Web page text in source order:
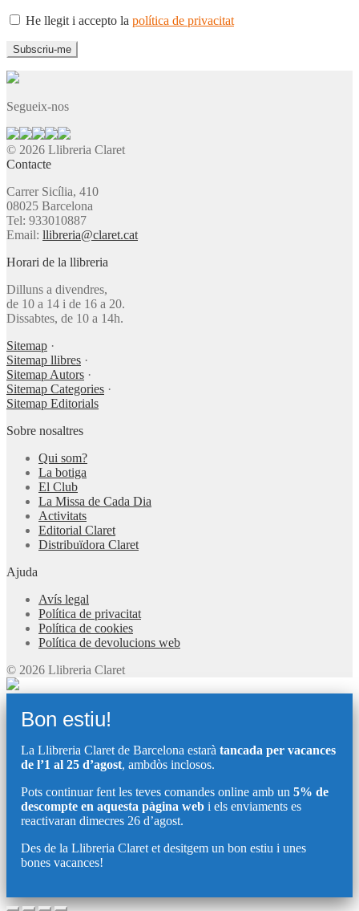
He llegit i accepto la política de privacitat
Segueix-nos
© 2026 Llibreria Claret
Contacte
Carrer Sicília, 410
08025 Barcelona
Tel: 933010887
Email: llibreria@claret.cat
Horari de la llibreria
Dilluns a divendres,
de 10 a 14 i de 16 a 20.
Dissabtes, de 10 a 14h.
Sitemap ·
Sitemap llibres ·
Sitemap Autors ·
Sitemap Categories ·
Sitemap Editorials
Sobre nosaltres
Qui som?
La botiga
El Club
La Missa de Cada Dia
Activitats
Editorial Claret
Distribuïdora Claret
Ajuda
Avís legal
Política de privacitat
Política de cookies
Política de devolucions web
© 2026 Llibreria Claret
Bon estiu!
La Llibreria Claret de Barcelona estarà tancada per vacances
de l’1 al 25 d’agost, ambdòs inclosos.
Pots continuar fent les teves comandes online amb un 5% de
descompte en aquesta pàgina web i els enviaments es
reactivaran dimecres 26 d’agost.
Des de la Llibreria Claret et desitgem un bon estiu i unes
bones vacances!